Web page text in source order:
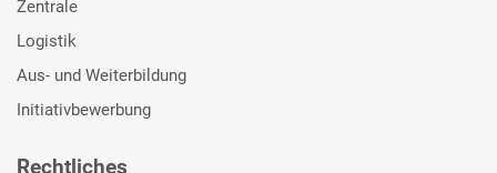
Zentrale
Logistik
Aus- und Weiterbildung
Initiativbewerbung
Rechtliches